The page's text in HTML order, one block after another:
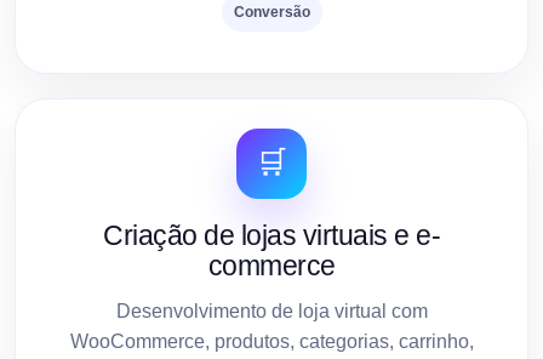
Conversão
🛒
Criação de lojas virtuais e e-
commerce
Desenvolvimento de loja virtual com
WooCommerce, produtos, categorias, carrinho,